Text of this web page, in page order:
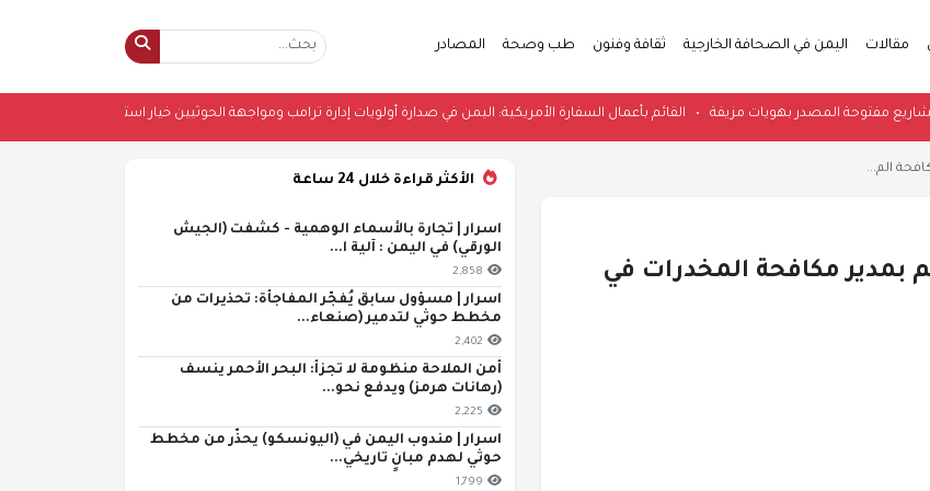
مقالات اليمن في الصحافة الخارجية ثقافة وفنون طب وصحة المصادر
اختراق مشاريع مفتوحة المصدر بهويات مزيفة •القائم بأعمال السفارة الأمريكية: اليمن في صدارة أولويات إدارة ترامب ومواجهة الحوثيين خيار استراتيجي
الم...
بمدير مكافحة المخدرات في
الأكثر قراءة خلال 24 ساعة
اسرار | تجارة بالأسماء الوهمية - كشفت (الجيش
الورقي) في اليمن : آلية ا...
2,858
اسرار | مسؤول سابق يُفجّر المفاجأة: تحذيرات من
مخطط حوثي لتدمير (صنعاء...
2,402
أمن الملاحة منظومة لا تجزأ: البحر الأحمر ينسف
(رهانات هرمز) ويدفع نحو...
2,225
اسرار | مندوب اليمن في (اليونسكو) يحذّر من مخطط
حوثي لهدم مبانٍ تاريخي...
1,799